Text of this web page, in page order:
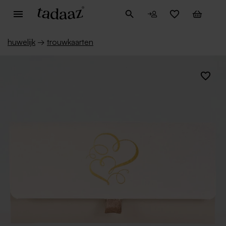
huwelijk → trouwkaarten